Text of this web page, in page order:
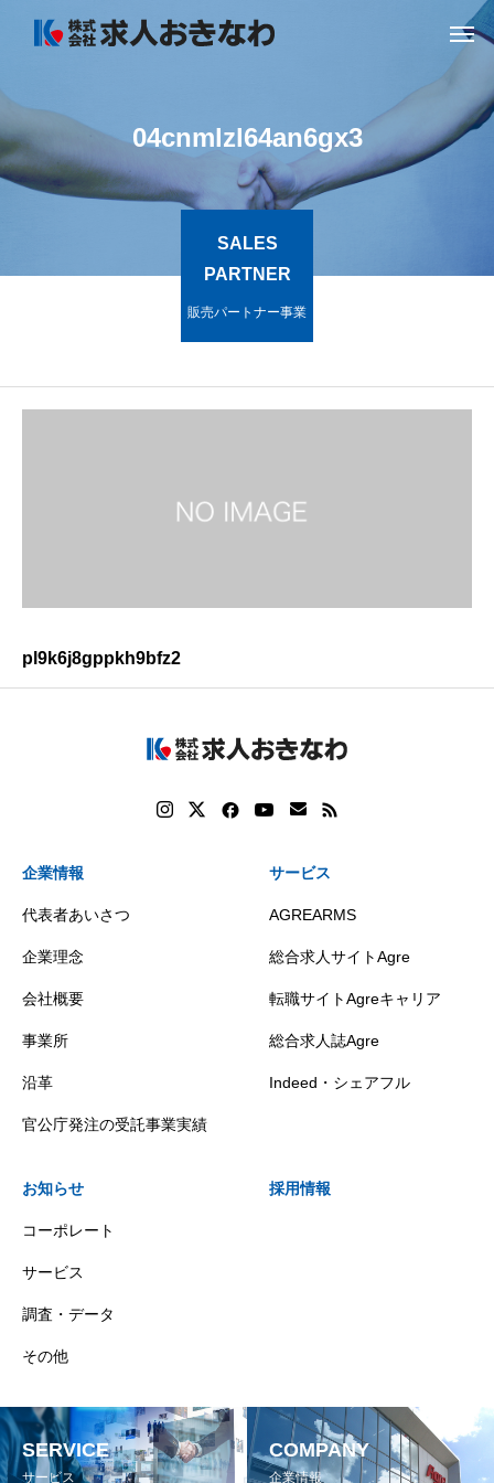
04cnmlzl64an6gx3
SALES
PARTNER
販売パートナー事業
pl9k6j8gppkh9bfz2
企業情報
代表者あいさつ
企業理念
会社概要
事業所
沿革
官公庁発注の受託事業実績
サービス
AGREARMS
総合求人サイトAgre
転職サイトAgreキャリア
総合求人誌Agre
Indeed・シェアフル
お知らせ
コーポレート
サービス
調査・データ
その他
採用情報
SERVICE
サービス
COMPANY
企業情報